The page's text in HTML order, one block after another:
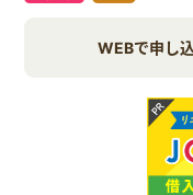
WEBで申し